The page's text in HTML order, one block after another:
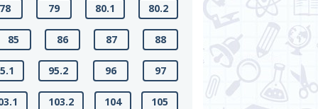
78 79 80.1 80.2
85 86 87 88
95.2 96 97
103.2 104 105